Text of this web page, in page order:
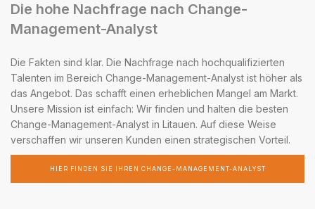
Die hohe Nachfrage nach Change-
Management-Analyst
Die Fakten sind klar. Die Nachfrage nach hochqualifizierten
Talenten im Bereich Change-Management-Analyst ist höher als
das Angebot. Das schafft einen erheblichen Mangel am Markt.
Unsere Mission ist einfach: Wir finden und halten die besten
Change-Management-Analyst in Litauen. Auf diese Weise
verschaffen wir unseren Kunden einen strategischen Vorteil.
HIER FINDEN SIE IHREN CHANGE-MANAGEMENT-ANALYST